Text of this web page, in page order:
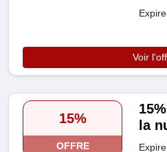
Voir
15%
OFFRE
la